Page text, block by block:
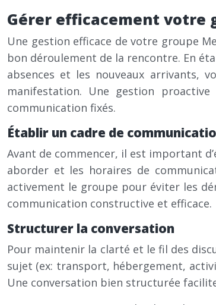
Gérer efficacement votre
Une gestion efficace de votre groupe
bon déroulement de la rencontre. En
absences et les nouveaux arrivants,
manifestation. Une gestion
communication fixés.
Établir un cadre de
Avant de commencer, il est important
aborder et les horaires de
activement le groupe pour éviter les
communication constructive et efficace.
Structurer la conversation
Pour maintenir la clarté et le fil des
sujet (ex: transport, hébergement,
Une conversation bien structurée